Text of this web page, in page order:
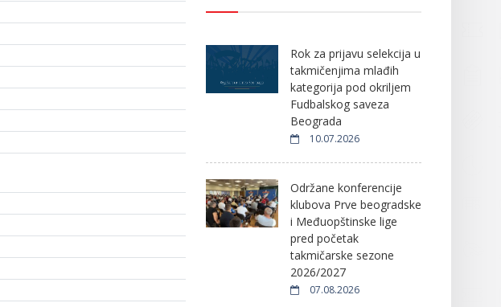
Rok za prijavu selekcija u
takmičenjima mlađih
kategorija pod okriljem
Fudbalskog saveza
Beograda
10.07.2026
Održane konferencije
klubova Prve beogradske
i Međuopštinske lige
pred početak
takmičarske sezone
2026/2027
07.08.2026